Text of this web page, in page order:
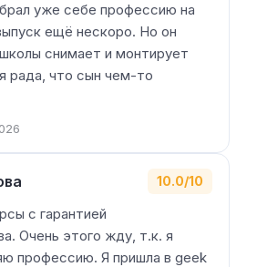
уже себе профессию на
ещё нескоро. Но он
снимает и монтирует
рада, что сын чем-то
10.0/10
с гарантией
Очень этого жду, т.к. я
профессию. Я пришла в geek